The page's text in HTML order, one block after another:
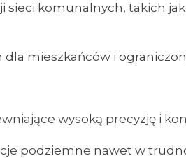
sieci komunalnych, takich
mieszkańców i
wysoką precyzję i
podziemne nawet w